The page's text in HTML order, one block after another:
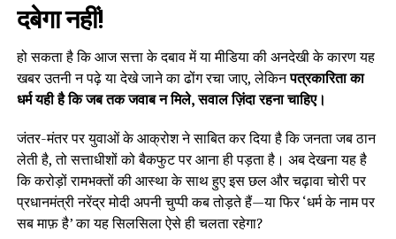
दबेगा नहीं!
हो सकता है कि आज सत्ता के दबाव में या मीडिया की अनदेखी के कारण यह
खबर उतनी न पढ़े या देखे जाने का ढोंग रचा जाए, लेकिनपत्रकारिता का
धर्म यही है कि जब तक जवाब न मिले, सवाल ज़िंदा रहना चाहिए।
जंतर-मंतर पर युवाओं के आक्रोश ने साबित कर दिया है कि जनता जब ठान
लेती है, तो सत्ताधीशों को बैकफुट पर आना ही पड़ता है। अब देखना यह है
कि करोड़ों रामभक्तों की आस्था के साथ हुए इस छल और चढ़ावा चोरी पर
प्रधानमंत्री नरेंद्र मोदी अपनी चुप्पी कब तोड़ते हैं—या फिर ‘धर्म के नाम पर
सब माफ़ है’ का यह सिलसिला ऐसे ही चलता रहेगा?